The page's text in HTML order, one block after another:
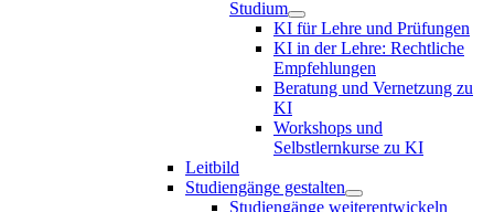
Studium
KI für Lehre und Prüfungen
KI in der Lehre: Rechtliche
Empfehlungen
Beratung und Vernetzung zu
KI
Workshops und
Selbstlernkurse zu KI
Leitbild
Studiengänge gestalten
Studiengänge weiterentwickeln